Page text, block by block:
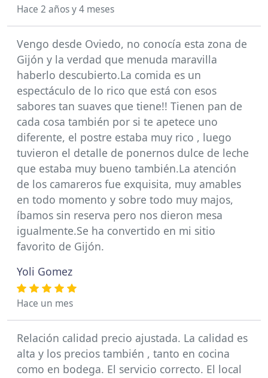
Hace 2 años y 4 meses
Vengo desde Oviedo, no conocía esta zona de
Gijón y la verdad que menuda maravilla
haberlo descubierto.La comida es un
espectáculo de lo rico que está con esos
sabores tan suaves que tiene!! Tienen pan de
cada cosa también por si te apetece uno
diferente, el postre estaba muy rico , luego
tuvieron el detalle de ponernos dulce de leche
que estaba muy bueno también.La atención
de los camareros fue exquisita, muy amables
en todo momento y sobre todo muy majos,
íbamos sin reserva pero nos dieron mesa
igualmente.Se ha convertido en mi sitio
favorito de Gijón.
Yoli Gomez
Hace un mes
Relación calidad precio ajustada. La calidad es
alta y los precios también , tanto en cocina
como en bodega. El servicio correcto. El local